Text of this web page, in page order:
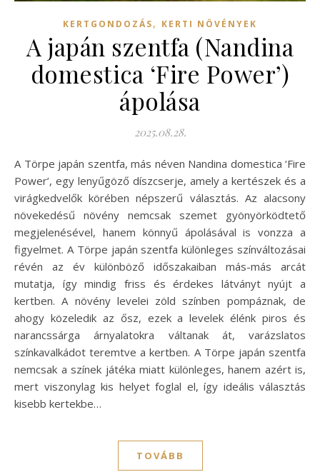
KERTGONDOZÁS, KERTI NÖVÉNYEK
A japán szentfa (Nandina
domestica ‘Fire Power’)
ápolása
2025.08.28.
A Törpe japán szentfa, más néven Nandina domestica ‘Fire
Power’, egy lenyűgöző díszcserje, amely a kertészek és a
virágkedvelők körében népszerű választás. Az alacsony
növekedésű növény nemcsak szemet gyönyörködtető
megjelenésével, hanem könnyű ápolásával is vonzza a
figyelmet. A Törpe japán szentfa különleges színváltozásai
révén az év különböző időszakaiban más-más arcát
mutatja, így mindig friss és érdekes látványt nyújt a
kertben. A növény levelei zöld színben pompáznak, de
ahogy közeledik az ősz, ezek a levelek élénk piros és
narancssárga árnyalatokra váltanak át, varázslatos
színkavalkádot teremtve a kertben. A Törpe japán szentfa
nemcsak a színek játéka miatt különleges, hanem azért is,
mert viszonylag kis helyet foglal el, így ideális választás
kisebb kertekbe…
TOVÁBB